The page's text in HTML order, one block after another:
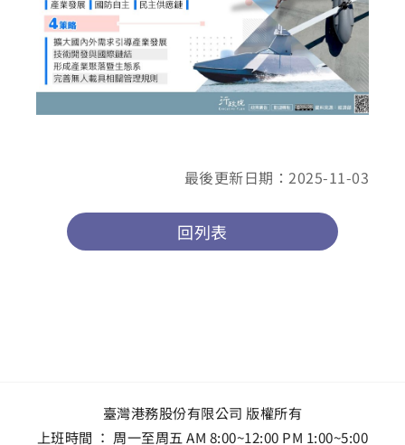
最後更新日期：2025-11-03
回列表
臺灣港務股份有限公司 版權所有
上班時間 ： 周一至周五 AM 8:00~12:00 PM 1:00~5:00